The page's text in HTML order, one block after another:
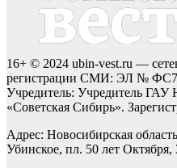
16+ © 2024 ubin-vest.ru —
регистрации СМИ: ЭЛ №
Учредитель: Учредитель
«Советская Сибирь».
Адрес: Новосибирская
Убинское, пл. 50 лет Октября,